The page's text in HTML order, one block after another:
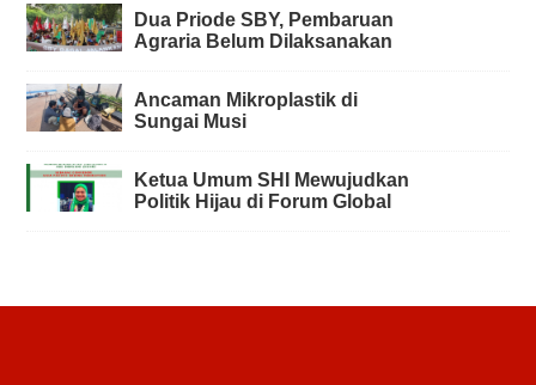
Dua Priode SBY, Pembaruan
Agraria Belum Dilaksanakan
Ancaman Mikroplastik di
Sungai Musi
Ketua Umum SHI Mewujudkan
Politik Hijau di Forum Global